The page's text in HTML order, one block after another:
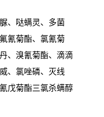
、哒螨灵、多菌
氰菊酯、氯氰菊
、溴氰菊酯、滴滴
、氯唑磷、灭线
戊菊酯三氯杀螨醇